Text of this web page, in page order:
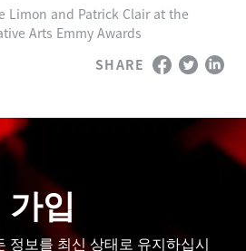
Limon and Patrick Clair at the
Arts Emmy Awards
SHARE
가입
정보를 최신 상태로 유지하십시